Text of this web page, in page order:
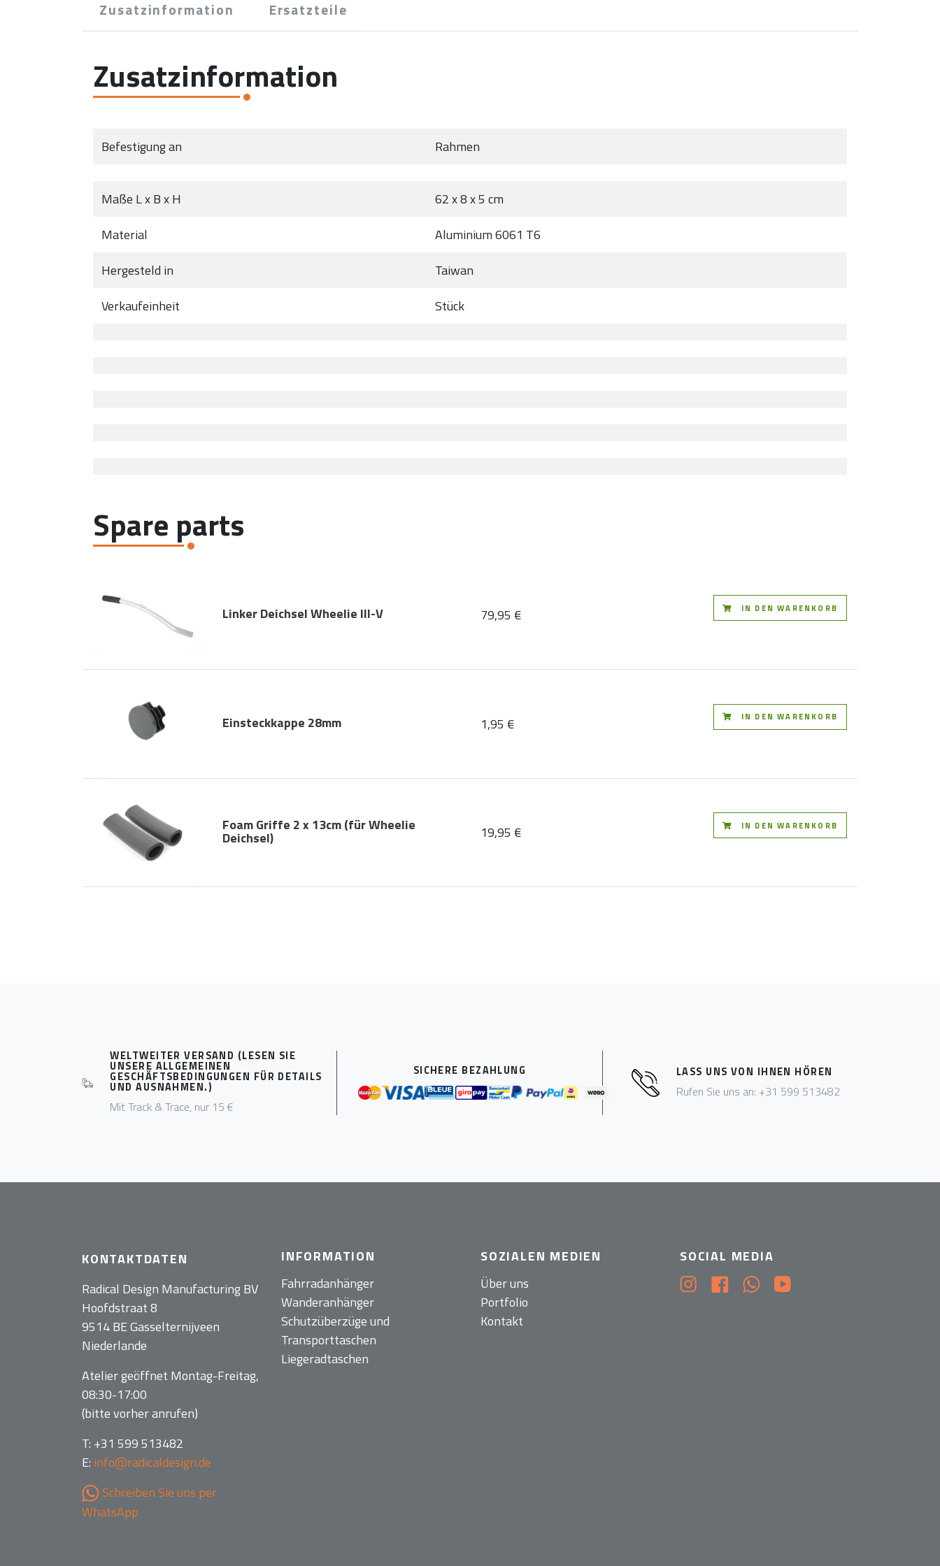
Zusatzinformation Ersatzteile
Zusatzinformation
Befestigung an Rahmen
Maße L x B x H
62 x 8 x 5 cm
Material
Aluminium 6061 T6
Hergesteld in
Taiwan
Verkaufeinheit
Stück
Spare parts
Linker Deichsel Wheelie III-V 79,95 € IN DEN WARENKORB
Einsteckkappe 28mm 1,95 € IN DEN WARENKORB
Foam Griffe 2 x 13cm (für Wheelie
Deichsel) 19,95 € IN DEN WARENKORB
WELTWEITER VERSAND (LESEN SIE
UNSERE ALLGEMEINEN
GESCHÄFTSBEDINGUNGEN FÜR DETAILS
UND AUSNAHMEN.)
Mit Track & Trace, nur 15 €
SICHERE BEZAHLUNG LASS UNS VON IHNEN HÖREN
Rufen Sie uns an: +31 599 513482
KONTAKTDATEN
Radical Design Manufacturing BV
Hoofdstraat 8
9514 BE Gasselternijveen
Niederlande
Atelier geöffnet Montag-Freitag,
08:30-17:00
(bitte vorher anrufen)
T: +31 599 513482
E: info@radicaldesign.de
Schreiben Sie uns per
WhatsApp
INFORMATION
Fahrradanhänger
Wanderanhänger
Schutzüberzüge und
Transporttaschen
Liegeradtaschen
SOZIALEN MEDIEN
Über uns
Portfolio
Kontakt
SOCIAL MEDIA